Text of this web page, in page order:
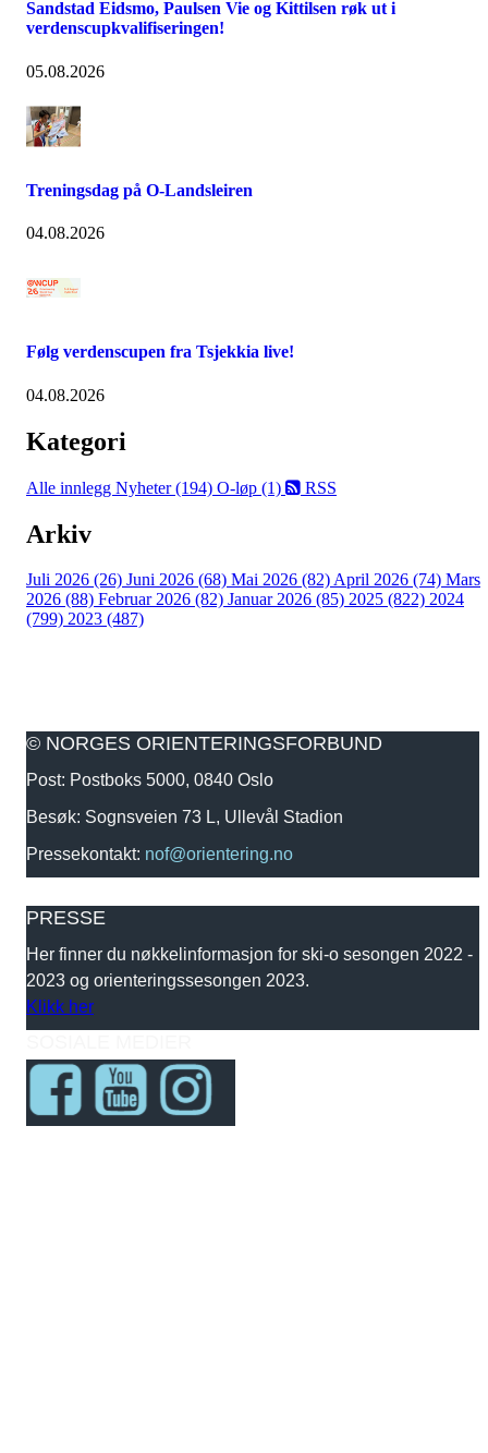
Sandstad Eidsmo, Paulsen Vie og Kittilsen røk ut i
verdenscupkvalifiseringen!
05.08.2026
Treningsdag på O-Landsleiren
04.08.2026
Følg verdenscupen fra Tsjekkia live!
04.08.2026
Kategori
Alle innlegg Nyheter (194) O-løp (1) RSS
Arkiv
Juli 2026 (26) Juni 2026 (68) Mai 2026 (82)April 2026 (74) Mars
2026 (88) Februar 2026 (82) Januar 2026 (85) 2025 (822) 2024
(799) 2023 (487)
© NORGES ORIENTERINGSFORBUND
Post: Postboks 5000, 0840 Oslo
Besøk: Sognsveien 73 L, Ullevål Stadion
Pressekontakt: nof@orientering.no
PRESSE
Her finner du nøkkelinformasjon for ski-o sesongen 2022 -
2023 og orienteringssesongen 2023.
Klikk her